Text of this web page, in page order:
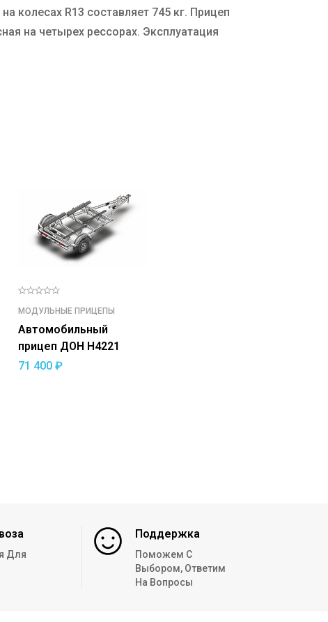
колесах R13 составляет 745 кг. Прицеп
на четырех рессорах. Эксплуатация
МОДУЛЬНЫЕ ПРИЦЕПЫ
Автомобильный
прицеп ДОН Н4221
71 400₽
Для
Поддержка
Поможем С
Выбором, Ответим
На Вопросы